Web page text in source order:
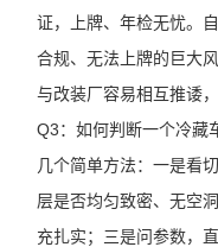
证，上牌、年检无忧。
合规、无法上牌的巨大
与改装厂容易相互推诿
Q3：如何判断一个冷藏
几个简单方法：一是看
层是否均匀致密、无空
充扎实；三是问参数，